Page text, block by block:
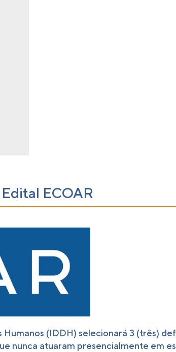
ECOAR
(IDDH) selecionará 3 (três)
nunca atuaram presencialmente em